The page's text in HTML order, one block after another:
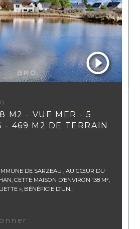
M2 - VUE MER - 5
- 469 M2 DE TERRAIN
DE SARZEAU , AU CŒUR DU
CETTE MAISON D’ENVIRON 138 M²,
», BÉNÉFICIE D’UN...